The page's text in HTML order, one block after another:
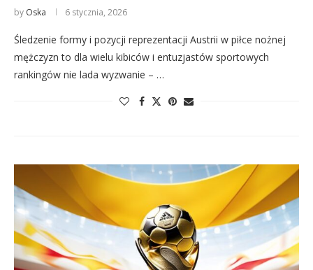
by Oska 6 stycznia, 2026
Śledzenie formy i pozycji reprezentacji Austrii w piłce nożnej
mężczyzn to dla wielu kibiców i entuzjastów sportowych
rankingów nie lada wyzwanie – …